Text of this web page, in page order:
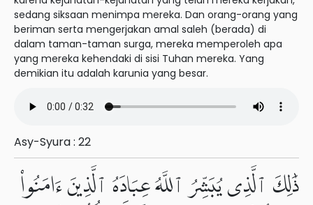
sedang siksaan menimpa mereka. Dan orang-orang yang
beriman serta mengerjakan amal saleh (berada) di
dalam taman-taman surga, mereka memperoleh apa
yang mereka kehendaki di sisi Tuhan mereka. Yang
demikian itu adalah karunia yang besar.
Asy-Syura : 22
ذَٰلِكَ ٱلَّذِى يُبَشِّرُ ٱللَّهُ عِبَادَهُ ٱلَّذِينَ ءَامَنُوا۟